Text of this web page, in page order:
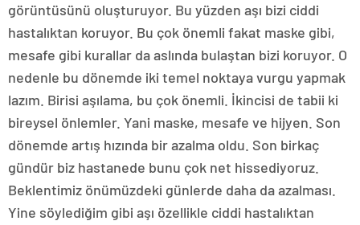
görüntüsünü oluşturuyor. Bu yüzden aşı bizi ciddi
hastalıktan koruyor. Bu çok önemli fakat maske gibi,
mesafe gibi kurallar da aslında bulaştan bizi koruyor. O
nedenle bu dönemde iki temel noktaya vurgu yapmak
lazım. Birisi aşılama, bu çok önemli. İkincisi de tabii ki
bireysel önlemler. Yani maske, mesafe ve hijyen. Son
dönemde artış hızında bir azalma oldu. Son birkaç
gündür biz hastanede bunu çok net hissediyoruz.
Beklentimiz önümüzdeki günlerde daha da azalması.
Yine söylediğim gibi aşı özellikle ciddi hastalıktan